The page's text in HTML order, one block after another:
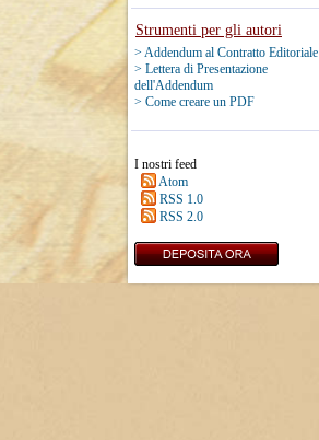
Strumenti per gli autori
> Addendum al Contratto Editoriale
> Lettera di Presentazione
dell'Addendum
> Come creare un PDF
I nostri feed
Atom
RSS 1.0
RSS 2.0